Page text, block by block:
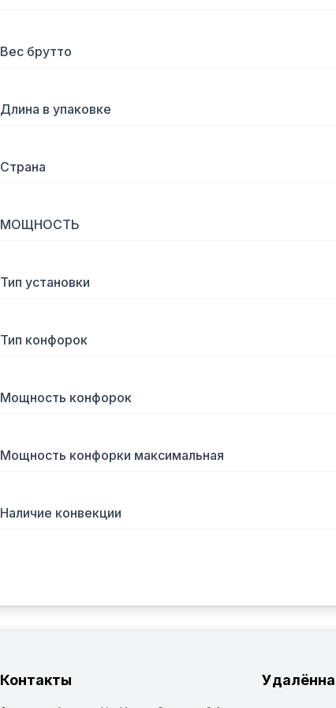
Вес брутто
Длина в упаковке
Страна
МОЩНОСТЬ
Тип установки
Тип конфорок
Мощность конфорок
Мощность конфорки максимальная
Наличие конвекции
Контакты